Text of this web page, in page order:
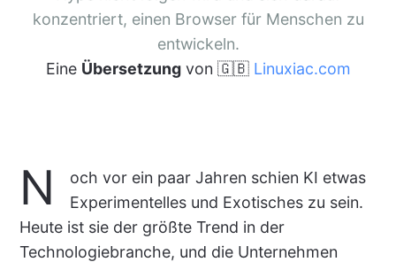
konzentriert, einen Browser für Menschen zu
entwickeln.
Eine Übersetzungvon 🇬🇧 Linuxiac.com
N
och vor ein paar Jahren schien KI etwas
Experimentelles und Exotisches zu sein.
Heute ist sie der größte Trend in der
Technologiebranche, und die Unternehmen